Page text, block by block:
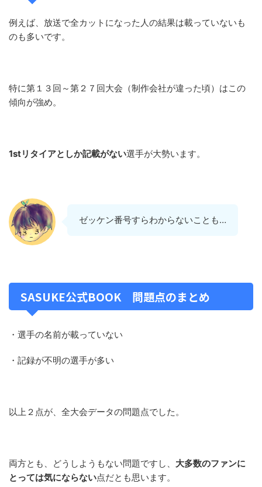
例えば、放送で全カットになった人の結果は載っていないも
のも多いです。
特に第１３回～第２７回大会（制作会社が違った頃）はこの
傾向が強め。
1stリタイアとしか記載がない選手が大勢います。
ゼッケン番号すらわからないことも…
SASUKE公式BOOK 問題点のまとめ
・選手の名前が載っていない
・記録が不明の選手が多い
以上２点が、全大会データの問題点でした。
両方とも、どうしようもない問題ですし、 大多数のファンに
とっては気にならない点だとも思います。